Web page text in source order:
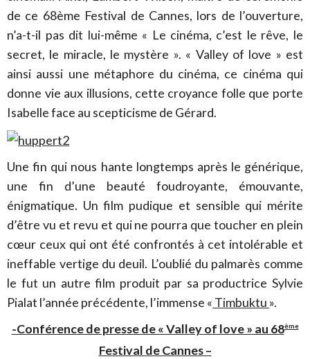
de ce 68ème Festival de Cannes, lors de l’ouverture,
n’a-t-il pas dit lui-même « Le cinéma, c’est le rêve, le
secret, le miracle, le mystère ». « Valley of love » est
ainsi aussi une métaphore du cinéma, ce cinéma qui
donne vie aux illusions, cette croyance folle que porte
Isabelle face au scepticisme de Gérard.
Une fin qui nous hante longtemps après le générique,
une fin d’une beauté foudroyante, émouvante,
énigmatique. Un film pudique et sensible qui mérite
d’être vu et revu et qui ne pourra que toucher en plein
cœur ceux qui ont été confrontés à cet intolérable et
ineffable vertige du deuil. L’oublié du palmarès comme
le fut un autre film produit par sa productrice Sylvie
Pialat l’année précédente, l’immense « Timbuktu ».
-Conférence de presse de « Valley of love » au 68ème
Festival de Cannes –